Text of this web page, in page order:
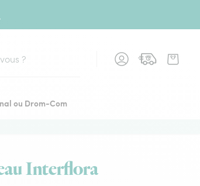
ou Drom-Com
Interflora